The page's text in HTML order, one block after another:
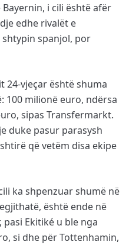
i cili është afër
edhe rivalët e
spanjol, por
24-vjeçar është shuma
100 milionë euro, ndërsa
sipas Transfermarkt.
duke pasur parasysh
që vetëm disa ekipe
ka shpenzuar shumë në
është ende në
Ekitiké u ble nga
si dhe për Tottenhamin,